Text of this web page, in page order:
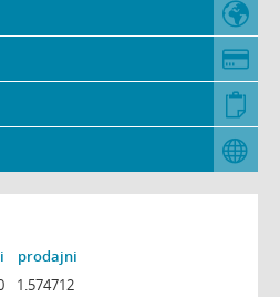
prodajni
1.574712